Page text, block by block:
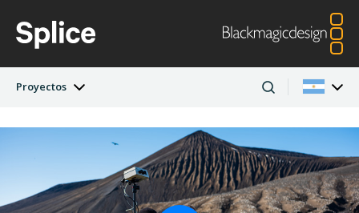
Proyectos
Novedades
Argentina Australia
Austria Brazil